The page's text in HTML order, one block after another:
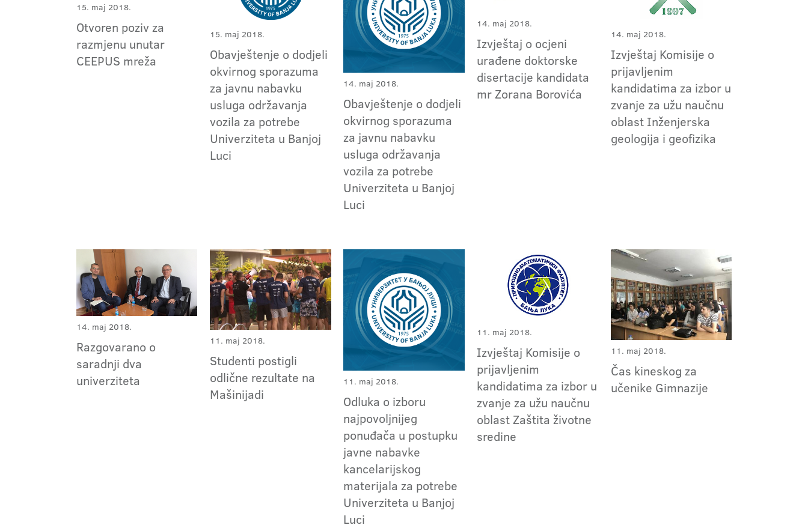
15. maj 2018.
Otvoren poziv za
razmjenu unutar
CEEPUS mreža
15. maj 2018.
Obavještenje o dodjeli
okvirnog sporazuma
za javnu nabavku
usluga održavanja
vozila za potrebe
Univerziteta u Banjoj
Luci
14. maj 2018.
Obavještenje o dodjeli
okvirnog sporazuma
za javnu nabavku
usluga održavanja
vozila za potrebe
Univerziteta u Banjoj
Luci
14. maj 2018.
Izvještaj o ocjeni
urađene doktorske
disertacije kandidata
mr Zorana Borovića
14. maj 2018.
Izvještaj Komisije o
prijavljenim
kandidatima za izbor u
zvanje za užu naučnu
oblast Inženjerska
geologija i geofizika
14. maj 2018.
Razgovarano o
saradnji dva
univerziteta
11. maj 2018.
Studenti postigli
odlične rezultate na
Mašinijadi
11. maj 2018.
Odluka o izboru
najpovoljnijeg
ponuđača u postupku
javne nabavke
kancelarijskog
materijala za potrebe
Univerziteta u Banjoj
Luci
11. maj 2018.
Izvještaj Komisije o
prijavljenim
kandidatima za izbor u
zvanje za užu naučnu
oblast Zaštita životne
sredine
11. maj 2018.
Čas kineskog za
učenike Gimnazije